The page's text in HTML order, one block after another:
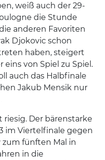
weiß auch der 29-
die Stunde
anderen Favoriten
Djokovic schon
haben, steigert
von Spiel zu Spiel.
auch das Halbfinale
Jakub Mensik nur
riesig. Der bärenstarke
im Viertelfinale gegen
zum fünften Mal in
in die